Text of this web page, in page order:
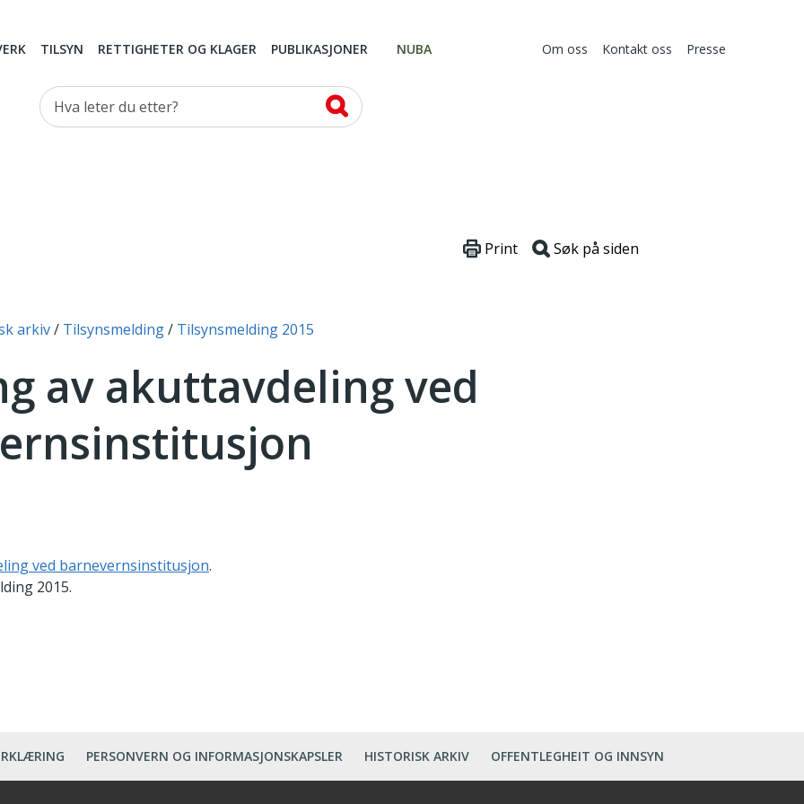
TILSYN RETTIGHETER OG KLAGER PUBLIKASJONER NUBA Om oss Kontakt oss Presse
Hva leter du etter?
arkiv Tilsynsmelding Tilsynsmelding 2015
Print Søk på siden
av akuttavdeling ved
ved barnevernsinstitusjon.
2015.
PERSONVERN OG INFORMASJONSKAPSLER HISTORISK ARKIV OFFENTLEGHEIT OG INNSYN